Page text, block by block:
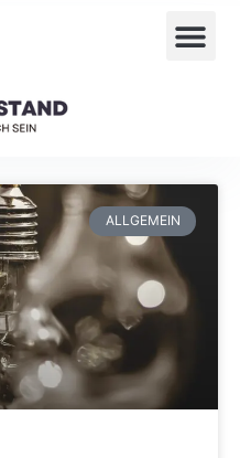
ALLGEMEIN